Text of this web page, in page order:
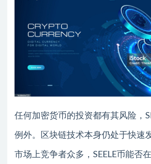
任何加密货币的投资都有其风险，
例外。区块链技术本身仍处于快速
市场上竞争者众多，SEELE币能否